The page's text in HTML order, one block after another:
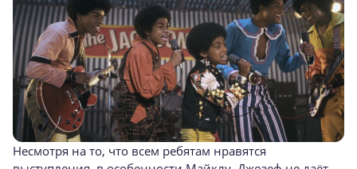
Несмотря на то, что всем ребятам нравятся